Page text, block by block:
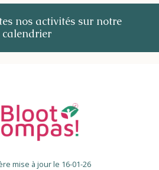
nos activités sur notre
calendrier
mise à jour le 16-01-26